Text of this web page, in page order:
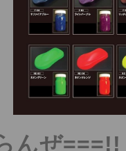
ぜ===!!